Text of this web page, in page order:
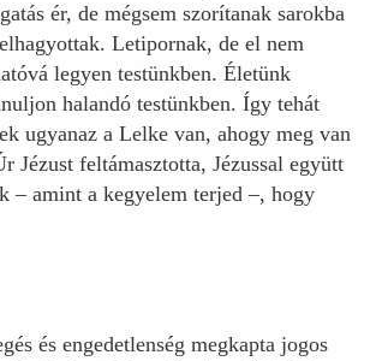
ér, de mégsem szorítanak sarokba
Letipornak, de el nem
legyen testünkben. Életünk
halandó testünkben. Így tehát
ugyanaz a Lelke van, ahogy meg van
feltámasztotta, Jézussal együtt
– amint a kegyelem terjed –, hogy
és engedetlenség megkapta jogos